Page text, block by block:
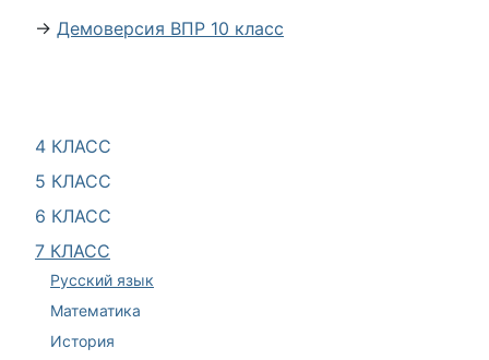
4 КЛАСС
5 КЛАСС
6 КЛАСС
7 КЛАСС
Русский язык
Математика
История
→ Демоверсия ВПР 10 класс